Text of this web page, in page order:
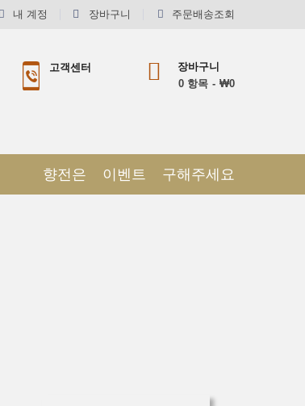
내 계정 장바구니 주문배송조회
장바구니
0 항목 ₩0
고객센터
구해주세요
이벤트
향전은